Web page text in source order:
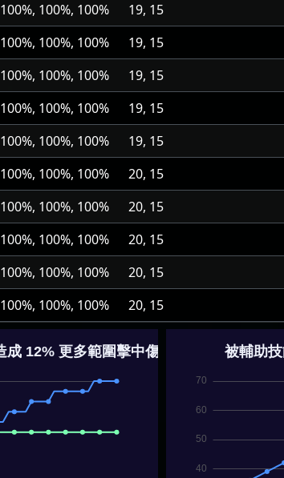
100%, 100%, 100% 19, 15
100%, 100%, 100% 19, 15
100%, 100%, 100% 19, 15
100%, 100%, 100% 19, 15
100%, 100%, 100% 19, 15
100%, 100%, 100% 20, 15
100%, 100%, 100% 20, 15
100%, 100%, 100% 20, 15
100%, 100%, 100% 20, 15
100%, 100%, 100% 20, 15